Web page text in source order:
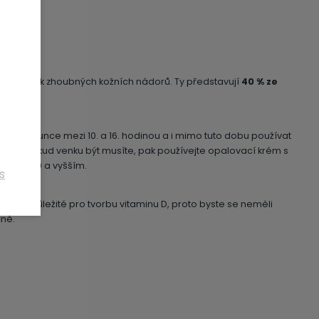
ml vína
za vznik zhoubných kožních nádorů. Ty představují 40 % ze
slunce mezi 10. a 16. hodinou a i mimo tuto dobu používat
Pokud venku být musíte, pak používejte opalovací krém s
30 a vyšším.
důležité pro tvorbu vitaminu D, proto byste se neměli